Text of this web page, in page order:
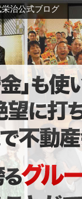
治公式ブログ